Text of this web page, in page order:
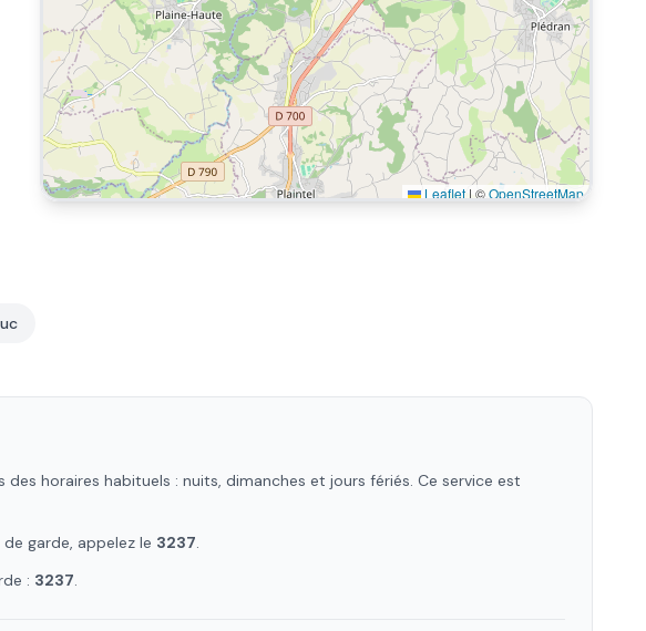
Leaflet | ©OpenStreetMap
horaires habituels : nuits, dimanches et jours fériés. Ce service est
garde, appelez le 3237.
: 3237.